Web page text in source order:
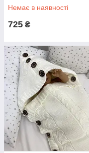
Немає в наявності
725 ₴